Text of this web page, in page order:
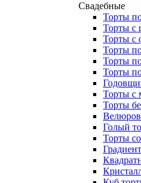
Свадебные
Торты
Торты с
Торты с
Торты
Торты
Торты
Торты с
Торты
Голый
Торты